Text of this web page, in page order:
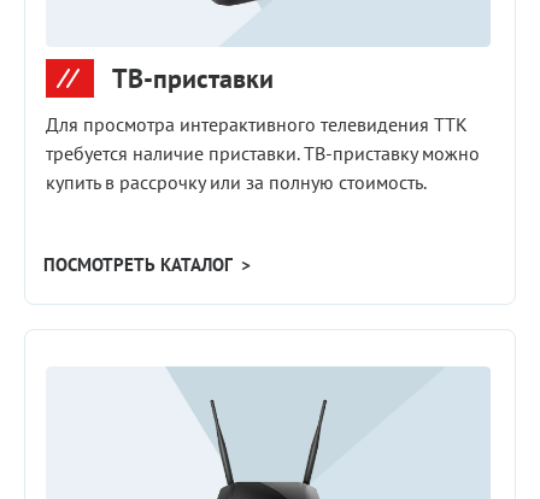
ТВ-приставки
Для просмотра интерактивного телевидения ТТК
требуется наличие приставки. ТВ‑приставку можно
купить в рассрочку или за полную стоимость.
ПОСМОТРЕТЬ КАТАЛОГ >